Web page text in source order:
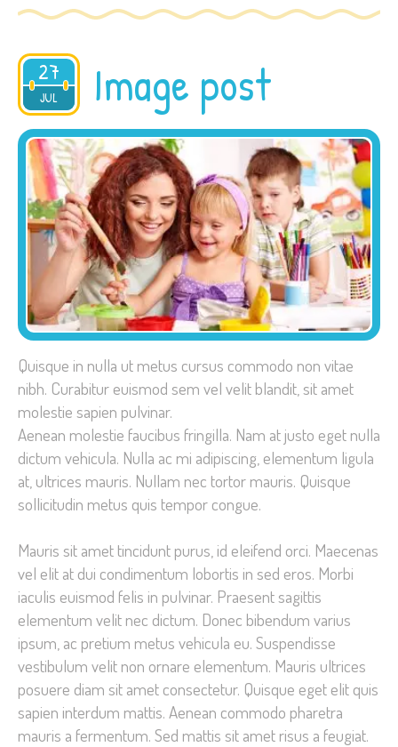
27
JUL
2015 Image post
Quisque in nulla ut metus cursus commodo non vitae
nibh. Curabitur euismod sem vel velit blandit, sit amet
molestie sapien pulvinar.
Aenean molestie faucibus fringilla. Nam at justo eget nulla
dictum vehicula. Nulla ac mi adipiscing, elementum ligula
at, ultrices mauris. Nullam nec tortor mauris. Quisque
sollicitudin metus quis tempor congue.
Mauris sit amet tincidunt purus, id eleifend orci. Maecenas
vel elit at dui condimentum lobortis in sed eros. Morbi
iaculis euismod felis in pulvinar. Praesent sagittis
elementum velit nec dictum. Donec bibendum varius
ipsum, ac pretium metus vehicula eu. Suspendisse
vestibulum velit non ornare elementum. Mauris ultrices
posuere diam sit amet consectetur. Quisque eget elit quis
sapien interdum mattis. Aenean commodo pharetra
mauris a fermentum. Sed mattis sit amet risus a feugiat.